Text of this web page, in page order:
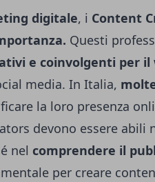
digitale, i Content
Questi
e coinvolgenti per il
media. In Italia,
la loro presenza
devono essere abili
nel comprendere il
per creare